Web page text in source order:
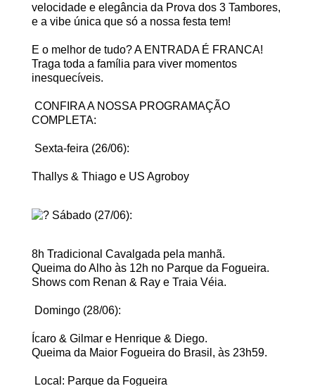
velocidade e elegância da Prova dos 3 Tambores,
e a vibe única que só a nossa festa tem!
E o melhor de tudo? A ENTRADA É FRANCA!
Traga toda a família para viver momentos
inesquecíveis.
CONFIRA A NOSSA PROGRAMAÇÃO
COMPLETA:
Sexta-feira (26/06):
Thallys & Thiago e US Agroboy
Sábado (27/06):
8h Tradicional Cavalgada pela manhã.
Queima do Alho às 12h no Parque da Fogueira.
Shows com Renan & Ray e Traia Véia.
Domingo (28/06):
Ícaro & Gilmar e Henrique & Diego.
Queima da Maior Fogueira do Brasil, às 23h59.
Local: Parque da Fogueira